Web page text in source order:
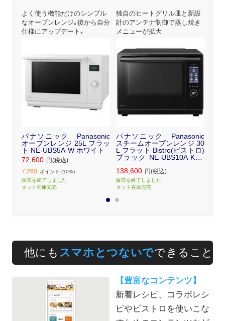
よく使う機能だけのシンプル
なオーブンレンジ｡後から自分
仕様にアップデート｡
パナソニック Panasonic
オーブンレンジ 25L フラッ
ト NE-UBS5A-W ホワイト
72,600 円(税込)
7,260 ポイント (10%)
販売を終了しました
ネット在庫完売
独自のヒートグリル皿と新設
計のアンテナ制御で蒸し焼き
メニューが拡大
パナソニック Panasonic
スチームオーブンレンジ 30
L フラット Bistro(ビストロ)
ブラック NE-UBS10A-K ブ
138,600 円(税込)
販売を終了しました
ネット在庫完売
他にも スマホとつないでできること
【豊富なコンテンツ】
新着レシピ、コラボレシ
ピやビストロを使いこな